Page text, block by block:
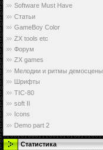
Software Must Have
Статьи
GameBoy Color
ZX tools etc
Форум
ZX games
Мелодии и ритмы демосцены
Шрифты
TIC-80
soft II
Icons
Demo part 2
Статистика